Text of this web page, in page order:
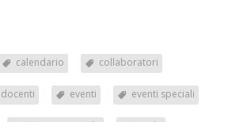
calendario collaboratori
docenti eventi eventi speciali